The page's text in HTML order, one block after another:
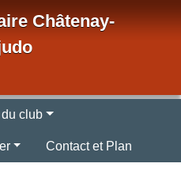
Châtenay-
du club
Contact et Plan